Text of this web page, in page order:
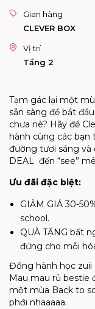
Gian hàng
CLEVER BOX
Vị trí
Tầng 2
Tạm gác lại một
sẵn sàng để bắt
chưa nè? Hãy để
hành cùng các bạn
đường tươi sáng và
DEAL đến “see”
Ưu đãi đặc biệt:
GIẢM GIÁ 30-
school.
QUÀ TẶNG bất
đứng cho mỗi
Đồng hành học zuii
Mau mau rủ bestie
một mùa Back to
phới nhaaaaa.